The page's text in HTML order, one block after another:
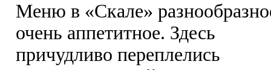
Меню в «Скале»
очень аппетитное. Здесь
причудливо переплелись